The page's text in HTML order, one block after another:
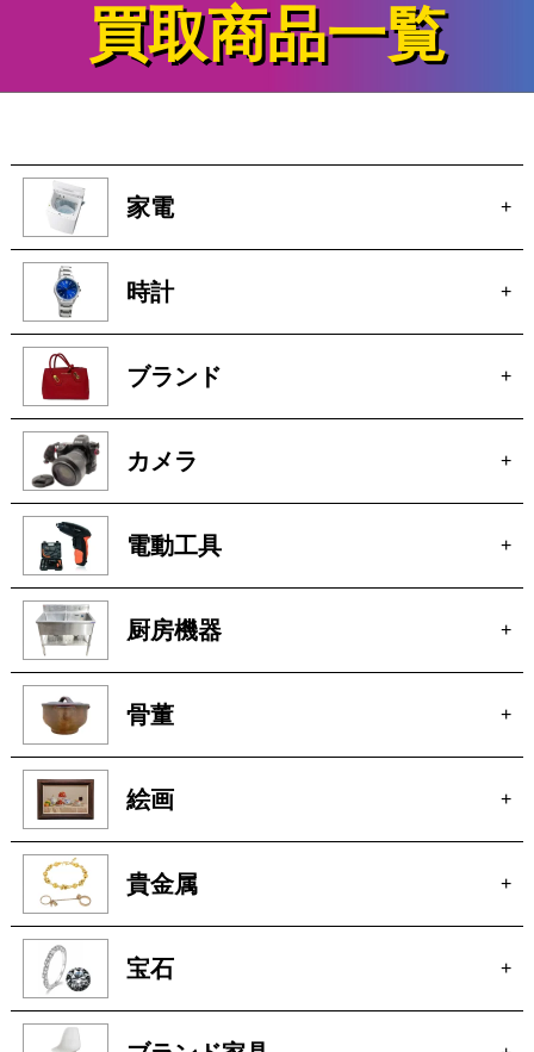
買取商品一覧
家電 +
時計 +
ブランド +
カメラ +
電動工具 +
厨房機器 +
骨董 +
絵画 +
貴金属 +
宝石 +